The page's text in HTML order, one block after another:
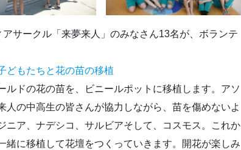
サークル「来夢来人」のみなさん13名が、ボランテ
どもたちと花の苗の移植
ドの花の苗を、ビニールポットに移植します。アソ
人の中高生の皆さんが協力しながら、苗を傷めないよ
ニア、ナデシコ、サルビアそして、コスモス。これか
緒に移植して花壇をつくっていきます。開花が楽しみ